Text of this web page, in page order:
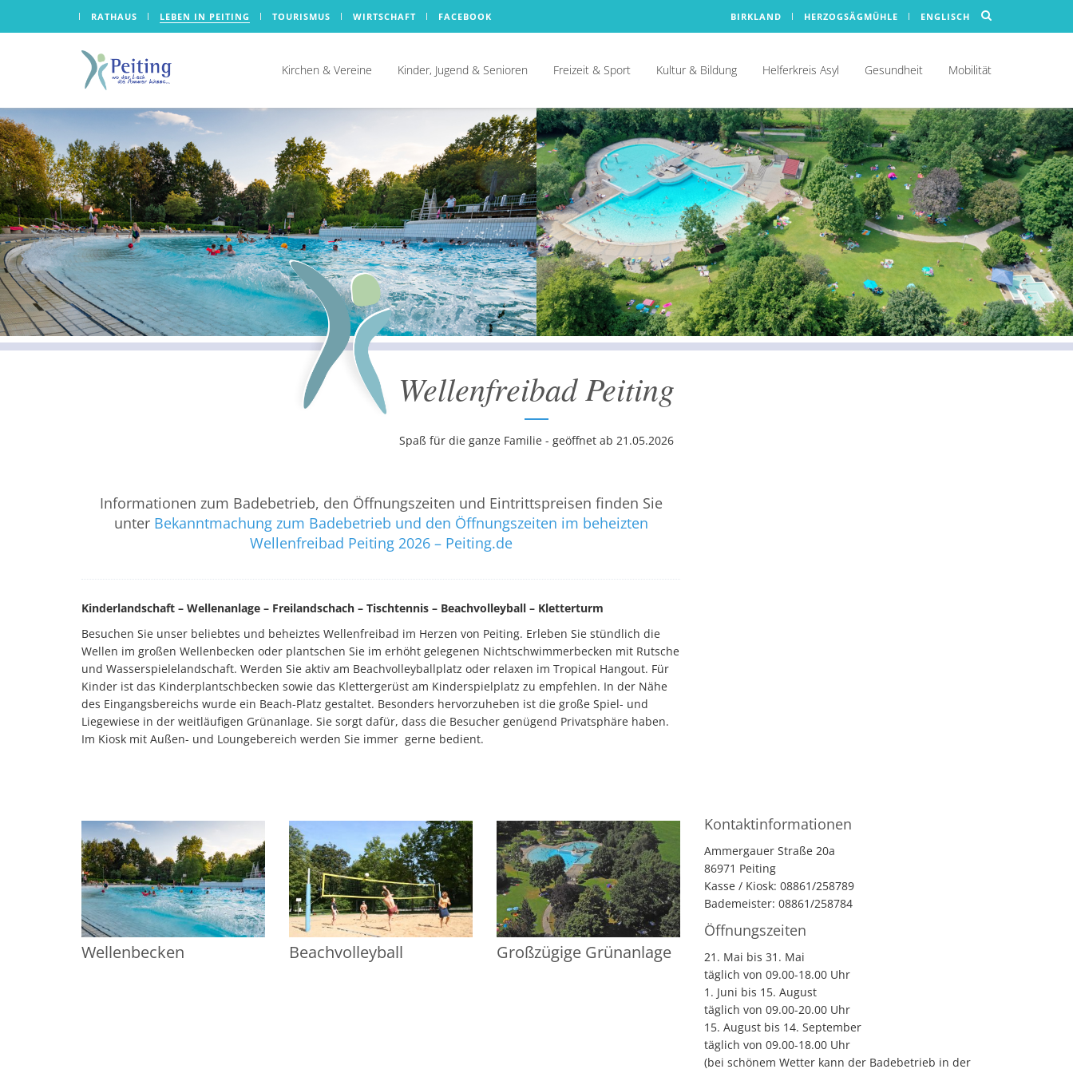
RATHAUS LEBEN IN PEITING TOURISMUS WIRTSCHAFT FACEBOOK BIRKLAND HERZOGSÄGMÜHLE ENGLISCH
Kirchen & Vereine Kinder, Jugend & Senioren Freizeit & Sport Kultur & Bildung Helferkreis Asyl Gesundheit Mobilität
Wellenfreibad Peiting
Spaß für die ganze Familie - geöffnet ab 21.05.2026
Informationen zum Badebetrieb, den Öffnungszeiten und Eintrittspreisen finden Sie
unter Bekanntmachung zum Badebetrieb und den Öffnungszeiten im beheizten
Wellenfreibad Peiting 2026 – Peiting.de
Kinderlandschaft – Wellenanlage – Freilandschach – Tischtennis – Beachvolleyball – Kletterturm
Besuchen Sie unser beliebtes und beheiztes Wellenfreibad im Herzen von Peiting. Erleben Sie stündlich die
Wellen im großen Wellenbecken oder plantschen Sie im erhöht gelegenen Nichtschwimmerbecken mit Rutsche
und Wasserspielelandschaft. Werden Sie aktiv am Beachvolleyballplatz oder relaxen im Tropical Hangout. Für
Kinder ist das Kinderplantschbecken sowie das Klettergerüst am Kinderspielplatz zu empfehlen. In der Nähe
des Eingangsbereichs wurde ein Beach-Platz gestaltet. Besonders hervorzuheben ist die große Spiel- und
Liegewiese in der weitläufigen Grünanlage. Sie sorgt dafür, dass die Besucher genügend Privatsphäre haben.
Im Kiosk mit Außen- und Loungebereich werden Sie immer gerne bedient.
Wellenbecken Beachvolleyball Großzügige Grünanlage
Kontaktinformationen
Ammergauer Straße 20a
86971 Peiting
Kasse / Kiosk: 08861/258789
Bademeister: 08861/258784
Öffnungszeiten
21. Mai bis 31. Mai
täglich von 09.00-18.00 Uhr
1. Juni bis 15. August
täglich von 09.00-20.00 Uhr
15. August bis 14. September
täglich von 09.00-18.00 Uhr
(bei schönem Wetter kann der Badebetrieb in der